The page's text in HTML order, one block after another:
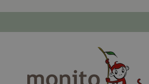
Pause
slideshow